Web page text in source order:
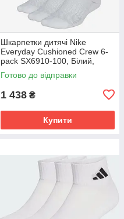
Шкарпетки дитячі Nike
Everyday Cushioned Crew 6-
pack SX6910-100, Білий,
Розмір (EU) - 38-42
Готово до відправки
1 438 ₴
Купити